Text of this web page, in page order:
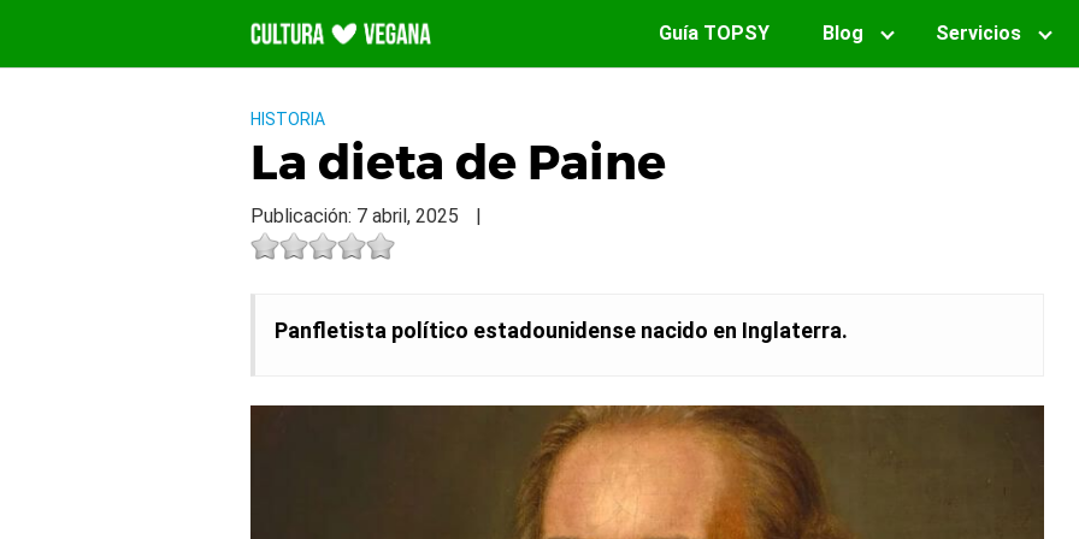
contenido
Guía TOPSY Blog Servicios
HISTORIA
La dieta de Paine
Publicación: 7 abril, 2025 |
Panfletista político estadounidense nacido en Inglaterra.